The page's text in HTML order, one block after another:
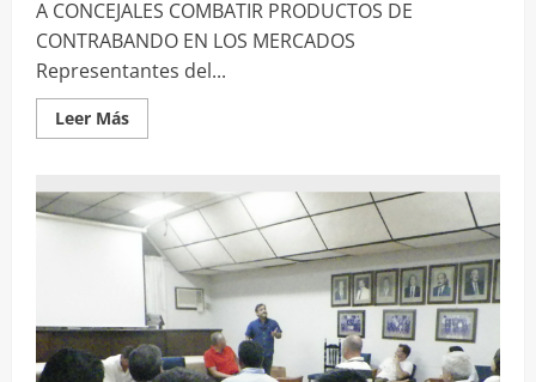
A CONCEJALES COMBATIR PRODUCTOS DE
CONTRABANDO EN LOS MERCADOS
Representantes del...
Leer MásLeer
más
AGROPECUARIO
PIDE
A
CONCEJALES
COMBATIR
PRODUCTOS
DE
CONTRABANDO
EN
LOS
MERCADOS